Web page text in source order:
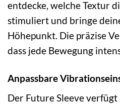
entdecke, welche Textur
stimuliert und bringe
Höhepunkt. Die präzise
dass jede Bewegung
Anpassbare
Der Future Sleeve